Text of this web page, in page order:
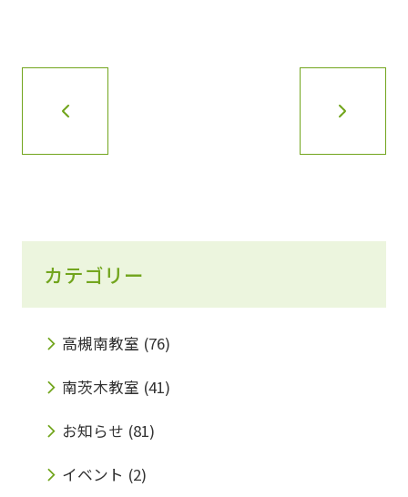
カテゴリー
高槻南教室 (76)
南茨木教室 (41)
お知らせ (81)
イベント (2)